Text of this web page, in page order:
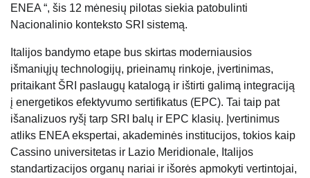
ENEA “, šis 12 mėnesių pilotas siekia patobulinti
Nacionalinio konteksto SRI sistemą.
Italijos bandymo etape bus skirtas moderniausios
išmaniųjų technologijų, prieinamų rinkoje, įvertinimas,
pritaikant ŠRI paslaugų katalogą ir ištirti galimą integraciją
į energetikos efektyvumo sertifikatus (EPC). Tai taip pat
išanalizuos ryšį tarp SRI balų ir EPC klasių. Įvertinimus
atliks ENEA ekspertai, akademinės institucijos, tokios kaip
Cassino universitetas ir Lazio Meridionale, Italijos
standartizacijos organų nariai ir išorės apmokyti vertintojai,